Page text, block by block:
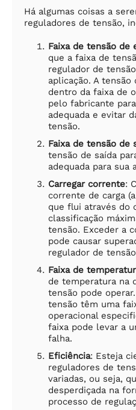
Há algumas coisas a
reguladores de tensão,
Faixa de tensão de
que a faixa de
regulador de
aplicação. A
dentro da faixa de
pelo fabricante
adequada e evitar
tensão.
Faixa de tensão de
tensão de saída
adequada para sua
Carregar corrente:
corrente de carga
que flui através do
classificação
tensão. Exceder a
pode causar
regulador de
Faixa de
de temperatura na
tensão pode
tensão têm uma
operacional
faixa pode levar a
falha.
Eficiência: Esteja
reguladores de
variadas, ou seja,
desperdiçada na
processo de